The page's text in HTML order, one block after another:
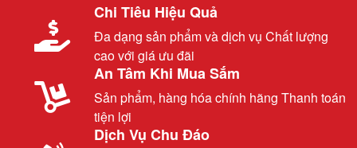
Chi Tiêu Hiệu Quả
Đa dạng sản phẩm và dịch vụ Chất lượng
cao với giá ưu đãi
An Tâm Khi Mua Sắm
Sản phẩm, hàng hóa chính hãng Thanh toán
tiện lợi
Dịch Vụ Chu Đáo